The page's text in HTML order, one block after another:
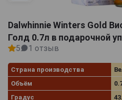
Dalwhinnie Winters Gold
Голд 0.7л в подарочной
5 1 отзыв
Страна производства
Объём
Градус